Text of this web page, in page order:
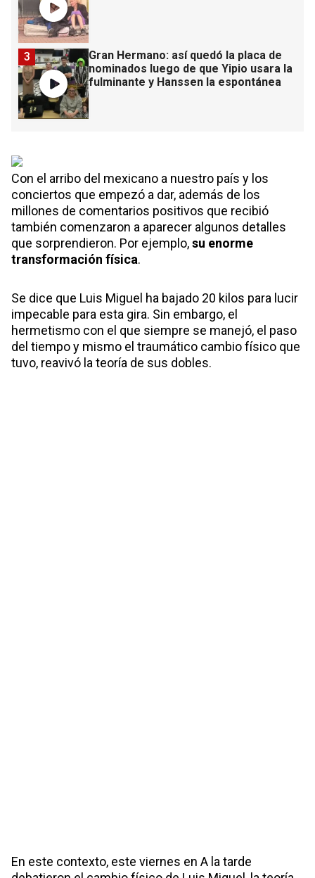
Gran Hermano: así quedó la placa de
nominados luego de que Yipio usara la
fulminante y Hanssen la espontánea
3
Con el arribo del mexicano a nuestro país y los
conciertos que empezó a dar, además de los
millones de comentarios positivos que recibió
también comenzaron a aparecer algunos detalles
que sorprendieron. Por ejemplo,su enorme
transformación física.
Se dice que Luis Miguel ha bajado 20 kilos para lucir
impecable para esta gira. Sin embargo, el
hermetismo con el que siempre se manejó, el paso
del tiempo y mismo el traumático cambio físico que
tuvo, reavivó la teoría de sus dobles.
En este contexto, este viernes en A la tarde